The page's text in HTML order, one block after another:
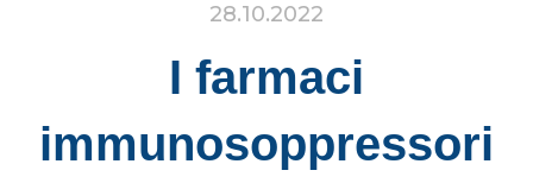
28.10.2022
I farmaci
immunosoppressori